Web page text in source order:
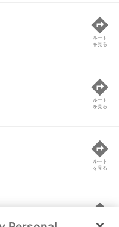
ルート
を見る
ルート
を見る
ルート
を見る
ルート